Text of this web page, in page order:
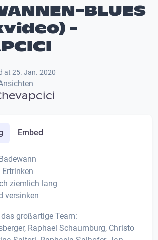
BLUES
-
at 25. Jan. 2020
Embed
ziemlich lang
versinken
großartige Team:
Raphael Schaumburg, Christo